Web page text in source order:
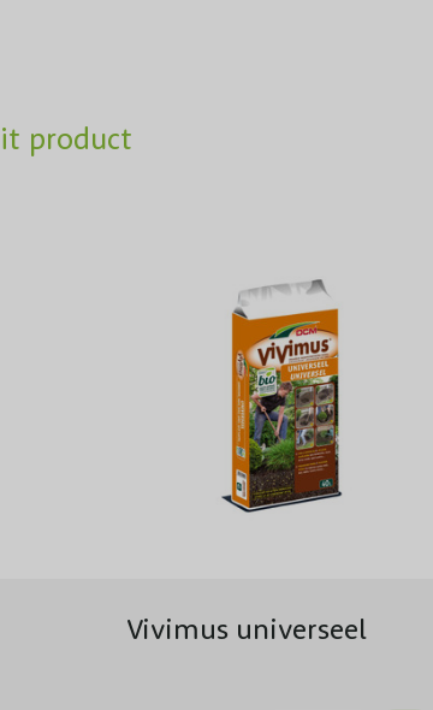
product
Vivimus universeel